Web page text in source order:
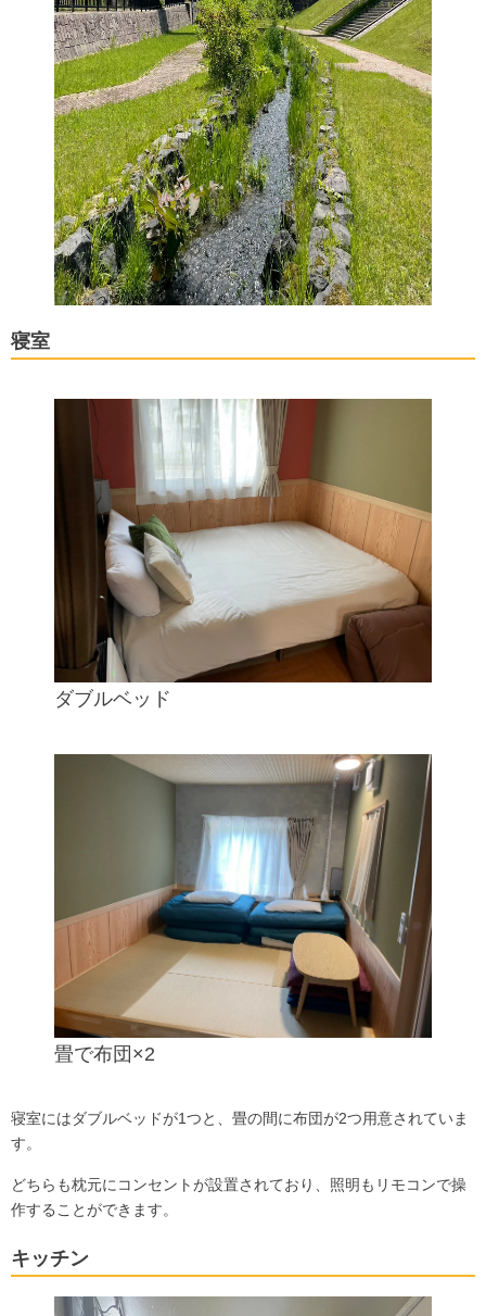
寝室
ダブルベッド
畳で布団×2
寝室にはダブルベッドが1つと、畳の間に布団が2つ用意されていま
す。
どちらも枕元にコンセントが設置されており、照明もリモコンで操
作することができます。
キッチン